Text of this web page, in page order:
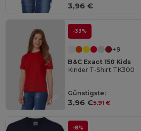
3,96 €
-33%
+9
B&C Exact 150 Kids
Kinder T-Shirt TK300
Günstigste:
3,96 €5,91 €
-8%